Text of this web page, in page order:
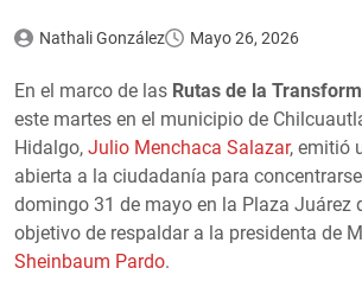
Nathali González Mayo 26, 2026
En el marco de las Rutas de la
este martes en el municipio de
Hidalgo, Julio Menchaca Salazar, emitió
abierta a la ciudadanía para
domingo 31 de mayo en la Plaza Juárez
objetivo de respaldar a la presidenta de
Sheinbaum Pardo.